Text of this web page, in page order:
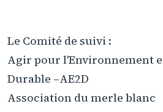
Le Comité de suivi :
Agir pour l'Environnement
Durable –AE2D
Association du merle blanc